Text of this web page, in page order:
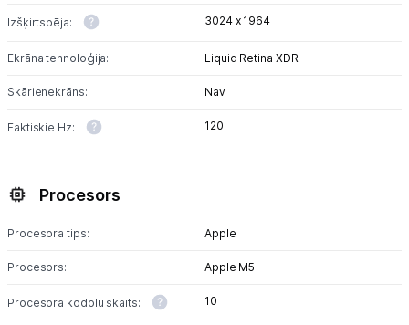
Izšķirtspēja: 3024 x 1964
Ekrāna tehnoloģija: Liquid Retina XDR
Skārienekrāns: Nav
Faktiskie Hz: 120
Procesors
Procesora tips: Apple
Procesors: Apple M5
Procesora kodolu skaits: 10